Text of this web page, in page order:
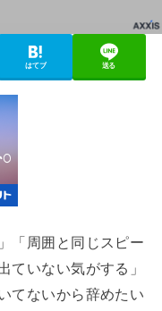
はてブ 送る
「周囲と同じスピー
ていない気がする」
てないから辞めたい